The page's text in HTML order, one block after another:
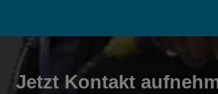
Jetzt Kontakt